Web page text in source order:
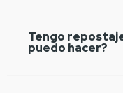
Tengo
puedo hacer?